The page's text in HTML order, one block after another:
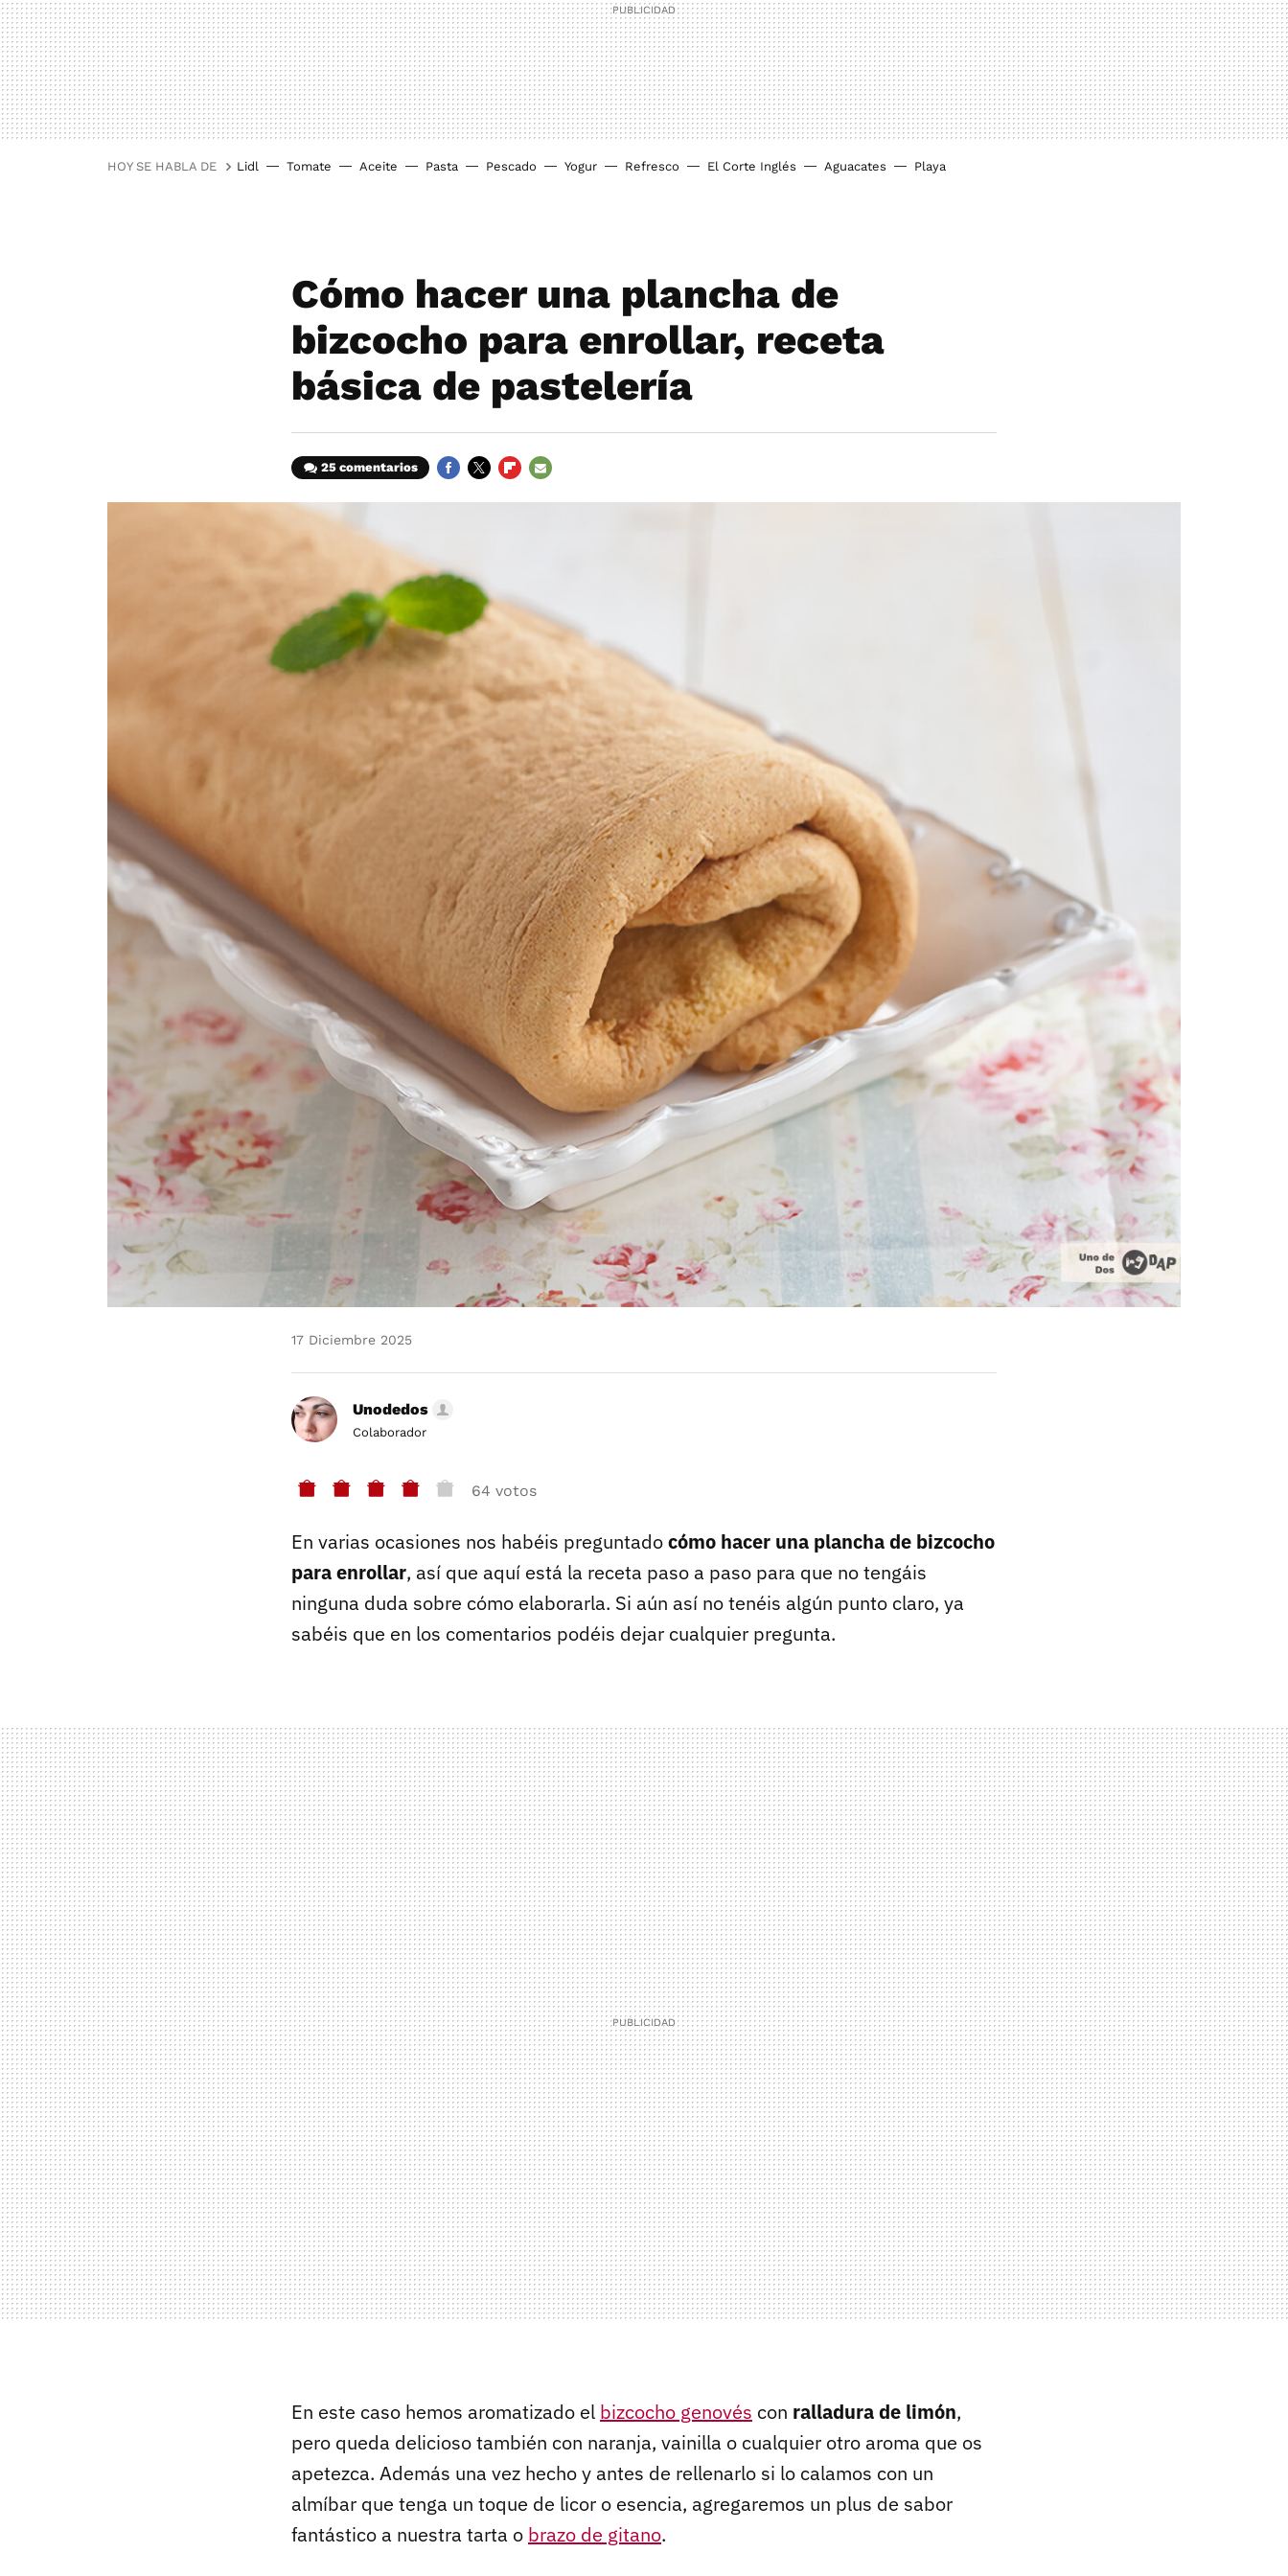
HOY SE HABLA DE Lidl Tomate Aceite Pasta Pescado Yogur Refresco El Corte Inglés Aguacates Playa
Cómo hacer una plancha de
bizcocho para enrollar, receta
básica de pastelería
25 comentarios
17 Diciembre 2025
Unodedos
Colaborador
64 votos
En varias ocasiones nos habéis preguntadocómo hacer una plancha de bizcocho
para enrollar, así que aquí está la receta paso a paso para que no tengáis
ninguna duda sobre cómo elaborarla. Si aún así no tenéis algún punto claro, ya
sabéis que en los comentarios podéis dejar cualquier pregunta.
En este caso hemos aromatizado el bizcocho genovés con ralladura de limón,
pero queda delicioso también con naranja, vainilla o cualquier otro aroma que os
apetezca. Además una vez hecho y antes de rellenarlo si lo calamos con un
almíbar que tenga un toque de licor o esencia, agregaremos un plus de sabor
fantástico a nuestra tarta o brazo de gitano.